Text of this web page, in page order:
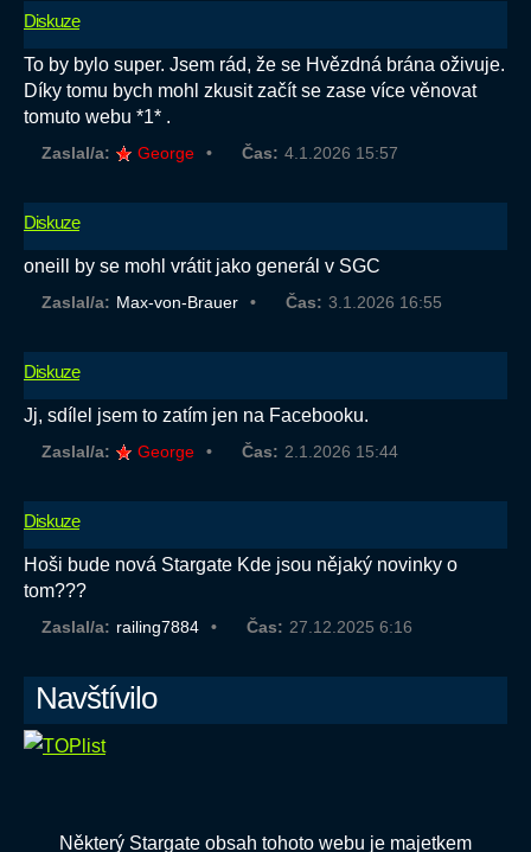
Diskuze
To by bylo super. Jsem rád, že se Hvězdná brána oživuje.
Díky tomu bych mohl zkusit začít se zase více věnovat
tomuto webu *1* .
Zaslal/a: George Čas: 4.1.2026 15:57
Diskuze
oneill by se mohl vrátit jako generál v SGC
Zaslal/a: Max-von-Brauer Čas: 3.1.2026 16:55
Diskuze
Jj, sdílel jsem to zatím jen na Facebooku.
Zaslal/a: George Čas: 2.1.2026 15:44
Diskuze
Hoši bude nová Stargate Kde jsou nějaký novinky o
tom???
Zaslal/a: railing7884 Čas: 27.12.2025 6:16
Navštívilo
Některý Stargate obsah tohoto webu je majetkem